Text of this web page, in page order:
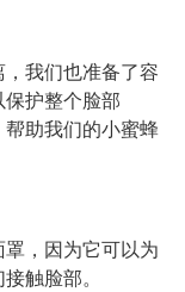
我们也准备了容
护整个脸部
帮助我们的小蜜蜂
，因为它可以为
触脸部。